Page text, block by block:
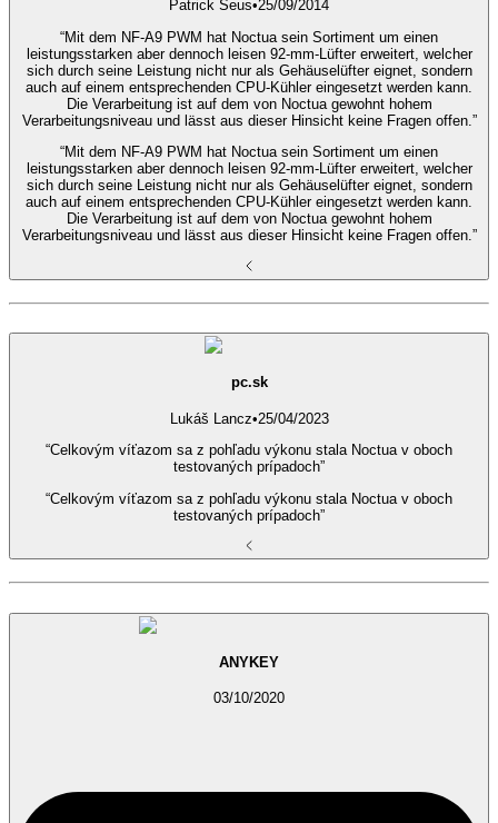
Patrick Seus•25/09/2014
“Mit dem NF-A9 PWM hat Noctua sein Sortiment um einen
leistungsstarken aber dennoch leisen 92-mm-Lüfter erweitert, welcher
sich durch seine Leistung nicht nur als Gehäuselüfter eignet, sondern
auch auf einem entsprechenden CPU-Kühler eingesetzt werden kann.
Die Verarbeitung ist auf dem von Noctua gewohnt hohem
Verarbeitungsniveau und lässt aus dieser Hinsicht keine Fragen offen.”
“Mit dem NF-A9 PWM hat Noctua sein Sortiment um einen
leistungsstarken aber dennoch leisen 92-mm-Lüfter erweitert, welcher
sich durch seine Leistung nicht nur als Gehäuselüfter eignet, sondern
auch auf einem entsprechenden CPU-Kühler eingesetzt werden kann.
Die Verarbeitung ist auf dem von Noctua gewohnt hohem
Verarbeitungsniveau und lässt aus dieser Hinsicht keine Fragen offen.”
pc.sk
Lukáš Lancz•25/04/2023
“Celkovým víťazom sa z pohľadu výkonu stala Noctua v oboch
testovaných prípadoch”
“Celkovým víťazom sa z pohľadu výkonu stala Noctua v oboch
testovaných prípadoch”
ANYKEY
03/10/2020